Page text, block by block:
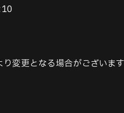
変更となる場合がございま